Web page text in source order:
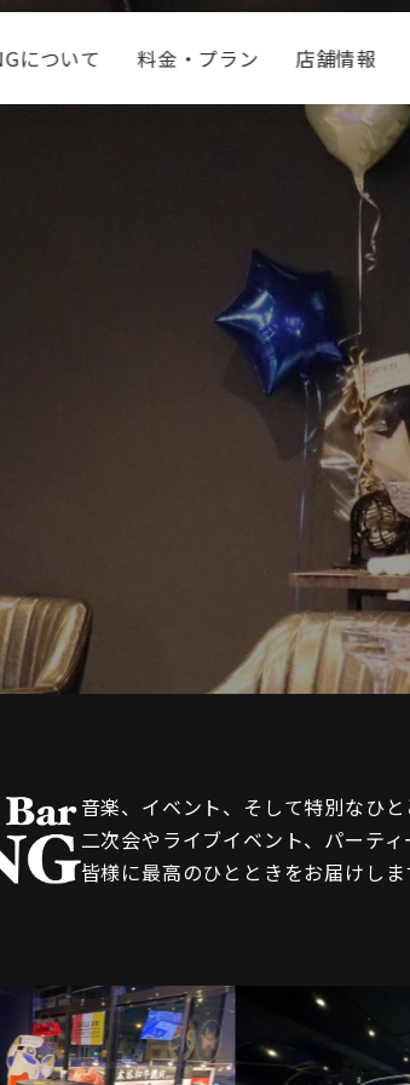
について 料金・プラン 店舗情報
音楽、イベント、そして特別なひ
二次会やライブイベント、パーテ
皆様に最高のひとときをお届けしま